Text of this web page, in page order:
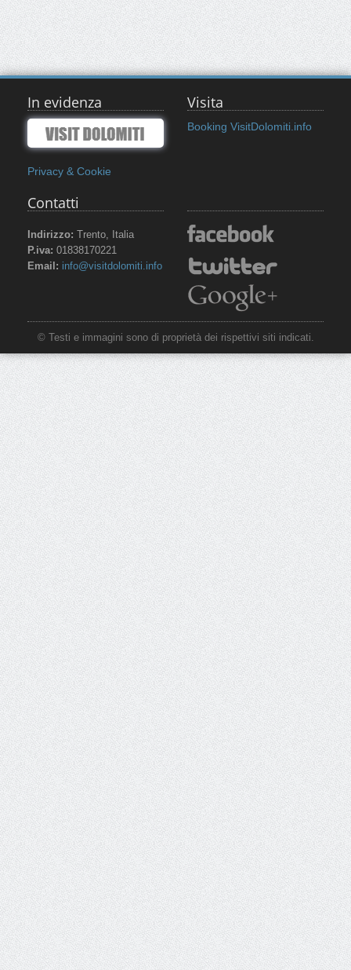
In evidenza
Privacy & Cookie
Visita
Booking VisitDolomiti.info
Contatti
Indirizzo: Trento, Italia
P.iva: 01838170221
Email: info@visitdolomiti.info
© Testi e immagini sono di proprietà dei rispettivi siti indicati.